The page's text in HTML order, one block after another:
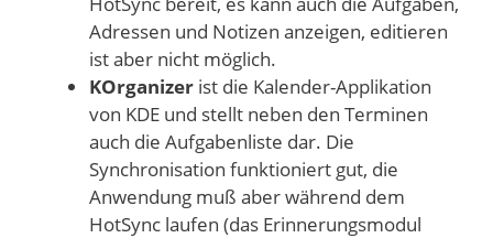
Adressen und Notizen anzeigen, editieren
ist aber nicht möglich.
KOrganizer ist die Kalender-Applikation
von KDE und stellt neben den Terminen
auch die Aufgabenliste dar. Die
Synchronisation funktioniert gut, die
Anwendung muß aber während dem
HotSync laufen (das Erinnerungsmodul